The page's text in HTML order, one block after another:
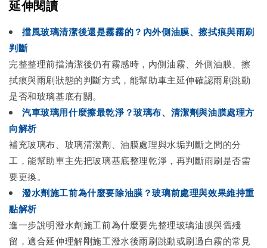
延伸閱讀
擋風玻璃清潔後還是霧霧的？內外側油膜、擦拭痕與雨刷
判斷
完整整理前擋清潔後仍有霧感時，內側油霧、外側油膜、擦
拭痕與雨刷狀態的判斷方式，能幫助車主延伸確認雨刷跳動
是否和玻璃基底有關。
汽車玻璃用什麼擦最乾淨？玻璃布、清潔劑與油膜處理方
向解析
補充玻璃布、玻璃清潔劑、油膜處理與水垢判斷之間的分
工，能幫助車主先把玻璃基底整理乾淨，再判斷雨刷是否需
要更換。
潑水劑施工前為什麼要除油膜？玻璃前處理與效果維持重
點解析
進一步說明潑水劑施工前為什麼要先整理玻璃油膜與舊殘
留，適合延伸理解剛施工潑水後雨刷跳動或刷過白霧的常見